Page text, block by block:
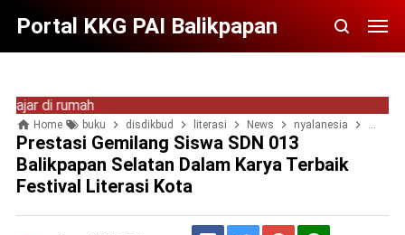
Portal KKG PAI Balikpapan
rumah
Home buku disdikbud literasi News nyalanesia sdn
Prestasi Gemilang Siswa SDN 013
Balikpapan Selatan Dalam Karya Terbaik
Festival Literasi Kota